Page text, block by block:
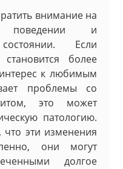
внимание на
и
Если
более
к любимым
проблемы со
это может
патологию.
что эти изменения
они могут
долгое